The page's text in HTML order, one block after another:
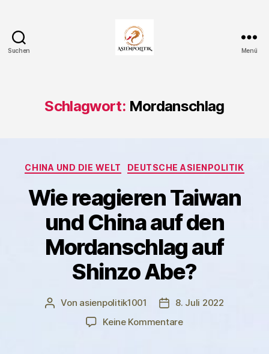
Suchen Menü
Schlagwort: Mordanschlag
Kategorien
CHINA UND DIE WELT DEUTSCHE ASIENPOLITIK
Wie reagieren Taiwan
und China auf den
Mordanschlag auf
Shinzo Abe?
Beitragsautor
Von asienpolitik1001 Veröffentlichungsdatum
8. Juli 2022
Keine Kommentarezu